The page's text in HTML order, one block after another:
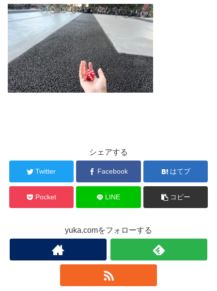
シェアする
Twitter Facebook はてブ
Pocket LINE コピー
yuka.comをフォローする